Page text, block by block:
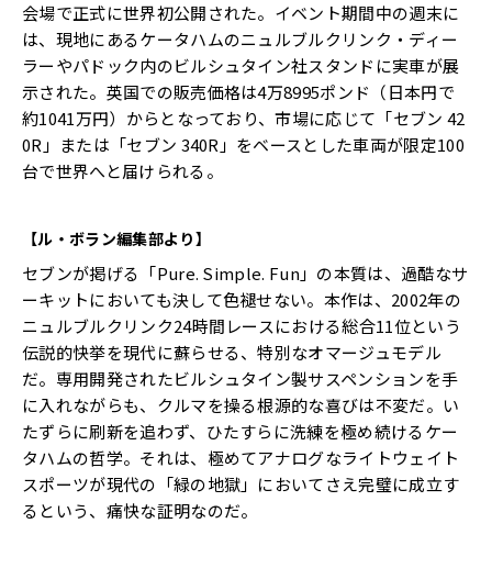
会場で正式に世界初公開された。イベント期間中の週末に
は、現地にあるケータハムのニュルブルクリンク・ディー
ラーやパドック内のビルシュタイン社スタンドに実車が展
示された。英国での販売価格は4万8995ポンド（日本円で
約1041万円）からとなっており、市場に応じて「セブン 42
0R」または「セブン 340R」をベースとした車両が限定100
台で世界へと届けられる。
【ル・ボラン編集部より】
セブンが掲げる「Pure. Simple. Fun」の本質は、過酷なサ
ーキットにおいても決して色褪せない。本作は、2002年の
ニュルブルクリンク24時間レースにおける総合11位という
伝説的快挙を現代に蘇らせる、特別なオマージュモデル
だ。専用開発されたビルシュタイン製サスペンションを手
に入れながらも、クルマを操る根源的な喜びは不変だ。い
たずらに刷新を追わず、ひたすらに洗練を極め続けるケー
タハムの哲学。それは、極めてアナログなライトウェイト
スポーツが現代の「緑の地獄」においてさえ完璧に成立す
るという、痛快な証明なのだ。